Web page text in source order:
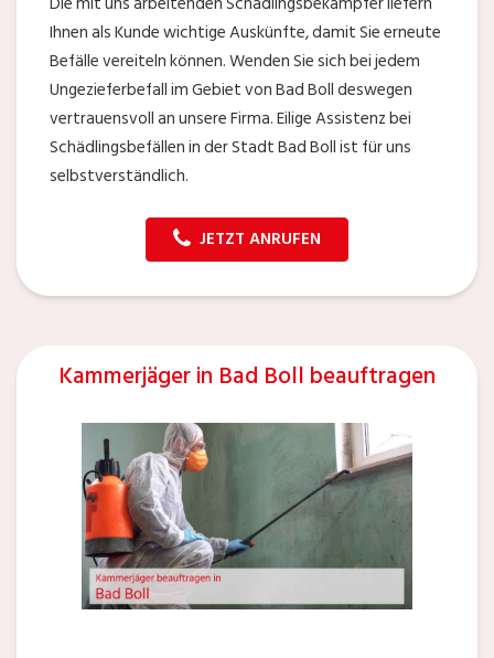
Ihnen als Kunde wichtige Auskünfte, damit Sie erneute
Befälle vereiteln können. Wenden Sie sich bei jedem
Ungezieferbefall im Gebiet von Bad Boll deswegen
vertrauensvoll an unsere Firma. Eilige Assistenz bei
Schädlingsbefällen in der Stadt Bad Boll ist für uns
selbstverständlich.
JETZT ANRUFEN
Kammerjäger in Bad Boll beauftragen